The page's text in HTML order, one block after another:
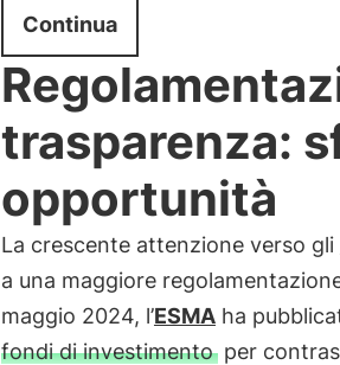
Continua
trasparenza:
opportunità
La crescente attenzione verso gli
a una maggiore
maggio 2024, l’ESMAha
fondi di investimentoper